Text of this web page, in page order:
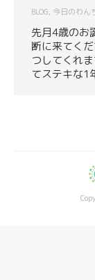
BLOG, 今日のわん
先月4歳のお
断に来てく
つしてくれ
てステキな1